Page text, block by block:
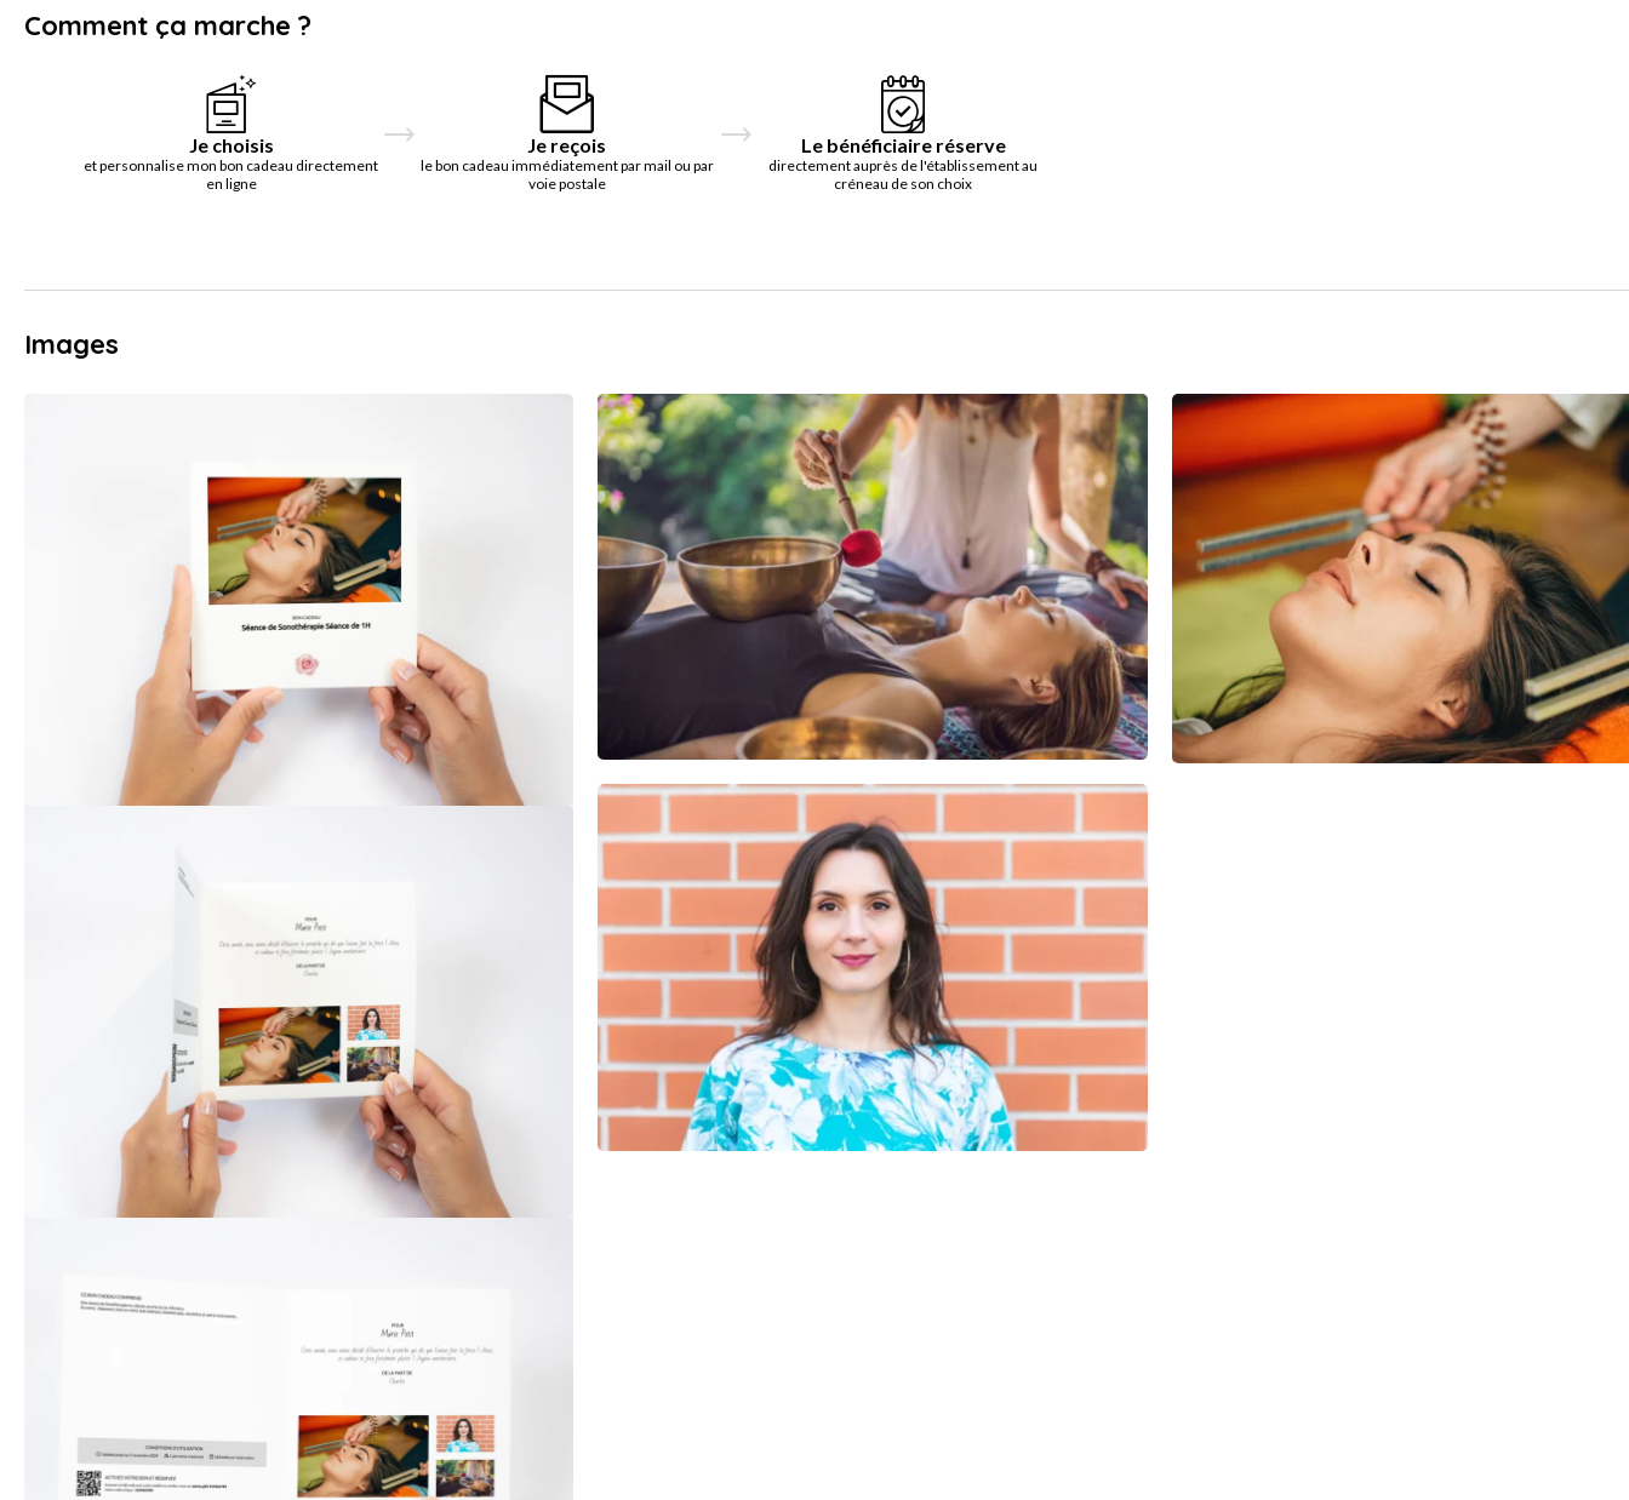
Comment ça marche ?
Je choisis
et personnalise mon bon cadeau directement
en ligne
Je reçois
le bon cadeau immédiatement par mail ou par
voie postale
Le bénéficiaire réserve
directement auprès de l'établissement au
créneau de son choix
Images